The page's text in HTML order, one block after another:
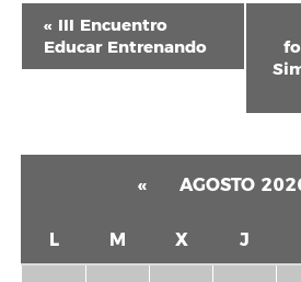
Navegación
del
Evento
« III Encuentro
Educar Entrenando
« AGOSTO
L M X J